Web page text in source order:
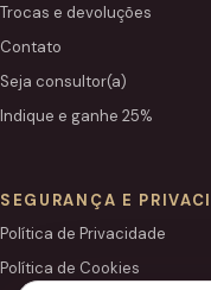
Trocas e devoluções
Contato
Seja consultor(a)
Indique e ganhe 25%
SEGURANÇA E
Política de Privacidade
Política de Cookies